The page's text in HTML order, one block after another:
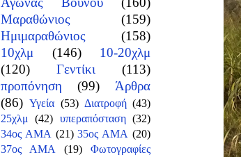
Μαραθώνιος
(159)
Ημιμαραθώνιος
(158)
10χλμ
(146)
10-20χλμ
(120)
Γεντίκι
(113)
προπόνηση
(99)
Άρθρα
(86) Υγεία (53) Διατροφή (43)
25χλμ (42) υπεραπόσταση (32)
34ος ΑΜΑ (21) 35ος ΑΜΑ (20)
37ος ΑΜΑ
(19)
Φωτογραφίες